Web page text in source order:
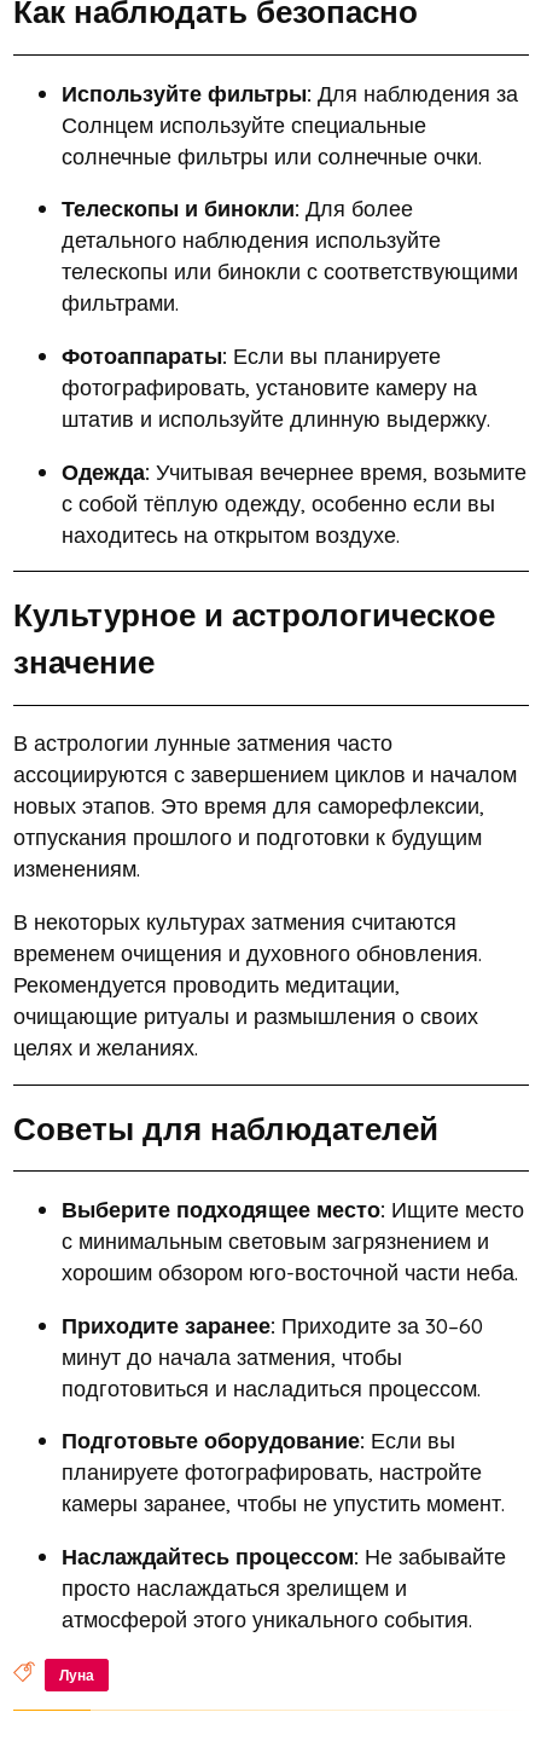
Как наблюдать безопасно
Используйте фильтры: Для наблюдения за
Солнцем используйте специальные
солнечные фильтры или солнечные очки.
Телескопы и бинокли: Для более
детального наблюдения используйте
телескопы или бинокли с соответствующими
фильтрами.
Фотоаппараты: Если вы планируете
фотографировать, установите камеру на
штатив и используйте длинную выдержку.
Одежда: Учитывая вечернее время, возьмите
с собой тёплую одежду, особенно если вы
находитесь на открытом воздухе.
Культурное и астрологическое
значение
В астрологии лунные затмения часто
ассоциируются с завершением циклов и началом
новых этапов. Это время для саморефлексии,
отпускания прошлого и подготовки к будущим
изменениям.
В некоторых культурах затмения считаются
временем очищения и духовного обновления.
Рекомендуется проводить медитации,
очищающие ритуалы и размышления о своих
целях и желаниях.
Советы для наблюдателей
Выберите подходящее место: Ищите место
с минимальным световым загрязнением и
хорошим обзором юго-восточной части неба.
Приходите заранее: Приходите за 30–60
минут до начала затмения, чтобы
подготовиться и насладиться процессом.
Подготовьте оборудование: Если вы
планируете фотографировать, настройте
камеры заранее, чтобы не упустить момент.
Наслаждайтесь процессом: Не забывайте
просто наслаждаться зрелищем и
атмосферой этого уникального события.
Луна